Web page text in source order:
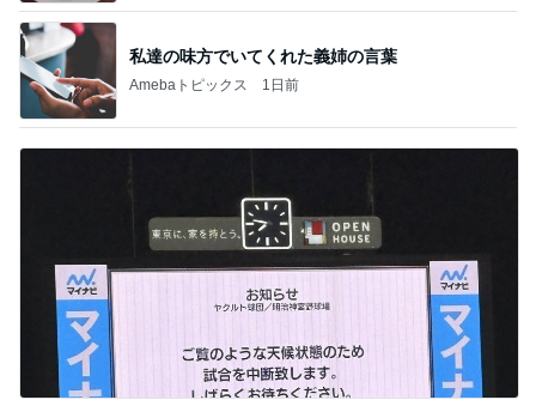
私達の味方でいてくれた義姉の言葉
Amebaトピックス 1日前